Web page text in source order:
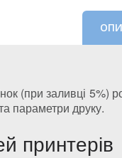
(при заливці 5%)
параметри друку.
принтерів